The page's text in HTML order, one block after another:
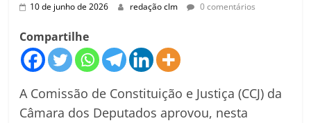
10 de junho de 2026 redação clm 0 comentários
Compartilhe
A Comissão de Constituição e Justiça (CCJ) da
Câmara dos Deputados aprovou, nesta